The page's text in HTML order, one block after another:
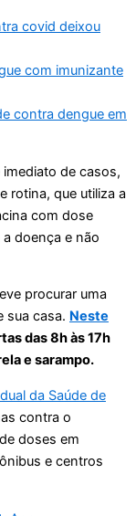
covid deixou
com imunizante
contra dengue em
de casos,
rotina, que utiliza a
com dose
doença e não
procurar uma
sua casa. Neste
das 8h às 17h
e sarampo.
da Saúde de
contra o
doses em
e centros